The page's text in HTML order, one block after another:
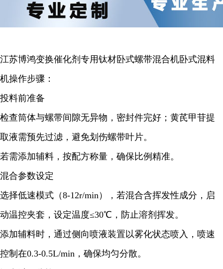
江苏博鸿变换催化剂专用钛材卧式螺带混合机卧式混料
机操作步骤：
投料前准备
检查筒体与螺带间隙无异物，密封件完好；黄芪甲苷提
取液需预先过滤，避免划伤螺带叶片。
若需添加辅料，按配方称量，确保比例精准。
混合参数设定
选择低速模式（8-12r/min），若混合含挥发性成分，启
动温控夹套，设定温度≤30℃，防止溶剂挥发。
添加辅料时，通过侧向喷液装置以雾化状态喷入，喷速
控制在0.3-0.5L/min，确保均匀分散。